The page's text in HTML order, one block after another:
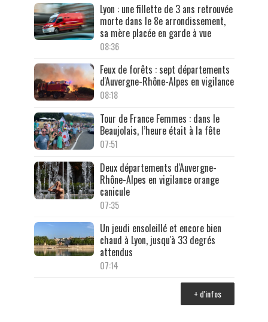
Lyon : une fillette de 3 ans retrouvée
morte dans le 8e arrondissement,
sa mère placée en garde à vue
08:36
Feux de forêts : sept départements
d'Auvergne-Rhône-Alpes en vigilance
08:18
Tour de France Femmes : dans le
Beaujolais, l’heure était à la fête
07:51
Deux départements d'Auvergne-
Rhône-Alpes en vigilance orange
canicule
07:35
Un jeudi ensoleillé et encore bien
chaud à Lyon, jusqu'à 33 degrés
attendus
07:14
+ d'infos